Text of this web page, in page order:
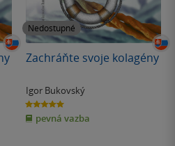
Nedostupné
Zachráňte svoje kolagény
Igor Bukovský
5.0
z
5
hvězdiček
pevná vazba